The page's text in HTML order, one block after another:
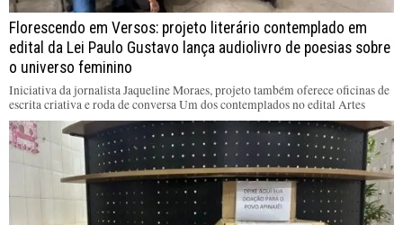
Florescendo em Versos: projeto literário contemplado em
edital da Lei Paulo Gustavo lança audiolivro de poesias sobre
o universo feminino
Iniciativa da jornalista Jaqueline Moraes, projeto também oferece oficinas de
escrita criativa e roda de conversa Um dos contemplados no edital Artes